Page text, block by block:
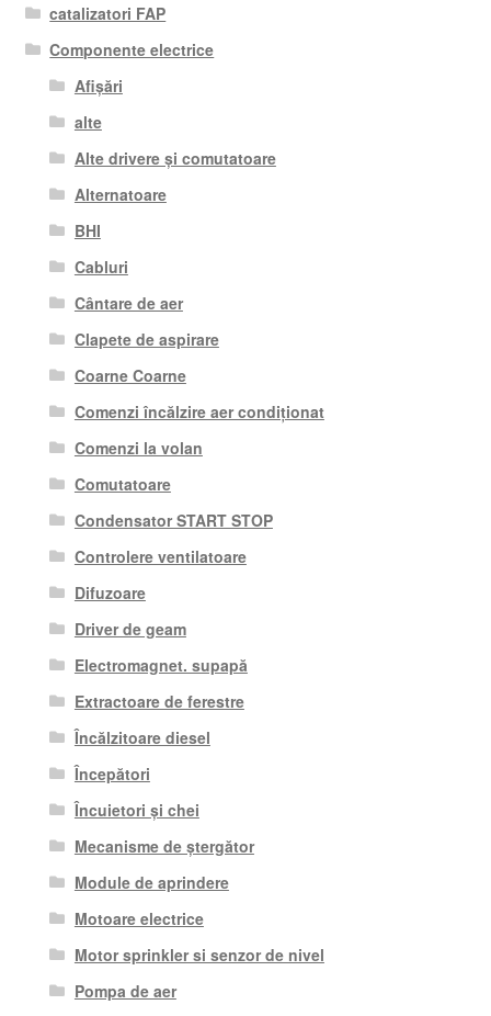
catalizatori FAP
Componente electrice
Afișări
alte
Alte drivere și comutatoare
Alternatoare
BHI
Cabluri
Cântare de aer
Clapete de aspirare
Coarne Coarne
Comenzi încălzire aer condiționat
Comenzi la volan
Comutatoare
Condensator START STOP
Controlere ventilatoare
Difuzoare
Driver de geam
Electromagnet. supapă
Extractoare de ferestre
Încălzitoare diesel
Începători
Încuietori și chei
Mecanisme de ștergător
Module de aprindere
Motoare electrice
Motor sprinkler si senzor de nivel
Pompa de aer